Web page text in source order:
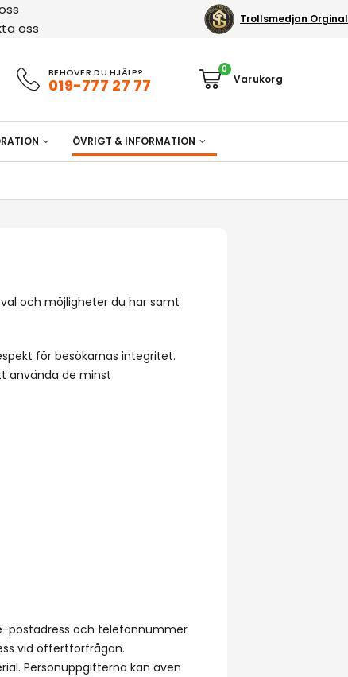
oss
Trollsmedjan Orginal
BEHÖVER DU HJÄLP?
019-777 27 77
0
ÖVRIGT & INFORMATION
och möjligheter du har samt
för besökarnas integritet.
använda de minst
postadress och telefonnummer
vid offertförfrågan.
Personuppgifterna kan även